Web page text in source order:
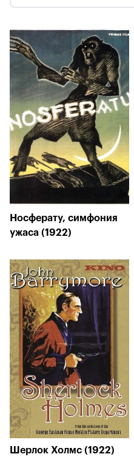
Носферату, симфония
ужаса (1922)
Шерлок Холмс (1922)